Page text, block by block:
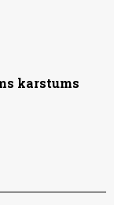
karstums